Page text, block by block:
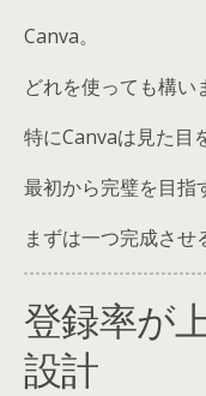
Canva。
どれを使っても構い
特にCanvaは見た目
最初から完璧を目指
まずは一つ完成させ
登録率が
設計